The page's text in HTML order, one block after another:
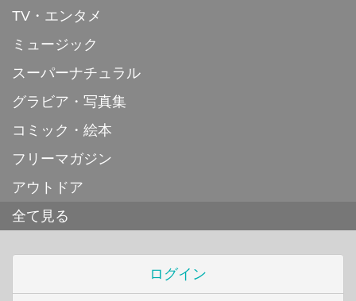
TV・エンタメ
ミュージック
スーパーナチュラル
グラビア・写真集
コミック・絵本
フリーマガジン
アウトドア
全て見る
ログイン